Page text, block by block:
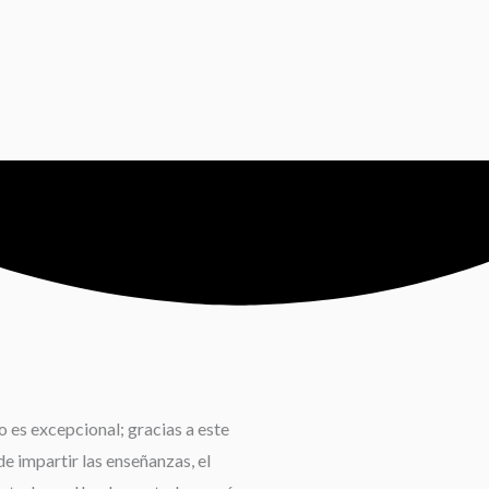
es excepcional; gracias a este
impartir las enseñanzas, el